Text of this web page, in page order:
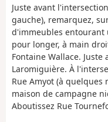
Juste avant
gauche), remarquez,
d'immeubles entourant
pour longer, à main
Fontaine Wallace.
Laromiguière. À
Rue Amyot (à
maison de campagne
Aboutissez Rue